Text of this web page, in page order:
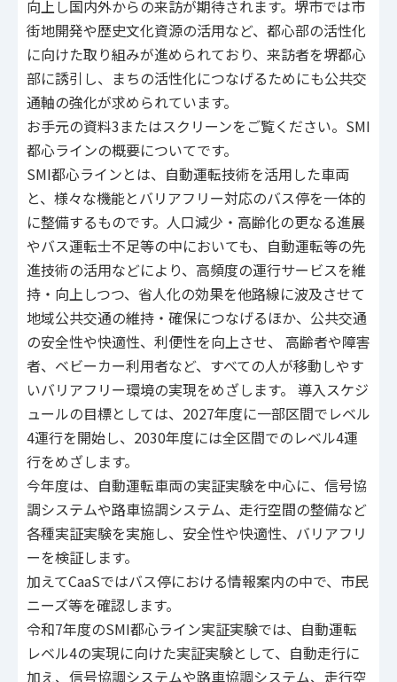
向上し国内外からの来訪が期待されます。堺市では市
街地開発や歴史文化資源の活用など、都心部の活性化
に向けた取り組みが進められており、来訪者を堺都心
部に誘引し、まちの活性化につなげるためにも公共交
通軸の強化が求められています。
お手元の資料3またはスクリーンをご覧ください。SMI
都心ラインの概要についてです。
SMI都心ラインとは、自動運転技術を活用した車両
と、様々な機能とバリアフリー対応のバス停を一体的
に整備するものです。人口減少・高齢化の更なる進展
やバス運転士不足等の中においても、自動運転等の先
進技術の活用などにより、高頻度の運行サービスを維
持・向上しつつ、省人化の効果を他路線に波及させて
地域公共交通の維持・確保につなげるほか、公共交通
の安全性や快適性、利便性を向上させ、 高齢者や障害
者、ベビーカー利用者など、すべての人が移動しやす
いバリアフリー環境の実現をめざします。 導入スケジ
ュールの目標としては、2027年度に一部区間でレベル
4運行を開始し、2030年度には全区間でのレベル4運
行をめざします。
今年度は、自動運転車両の実証実験を中心に、信号協
調システムや路車協調システム、走行空間の整備など
各種実証実験を実施し、安全性や快適性、バリアフリ
ーを検証します。
加えてCaaSではバス停における情報案内の中で、市民
ニーズ等を確認します。
令和7年度のSMI都心ライン実証実験では、自動運転
レベル4の実現に向けた実証実験として、自動走行に
加え、信号協調システムや路車協調システム、走行空